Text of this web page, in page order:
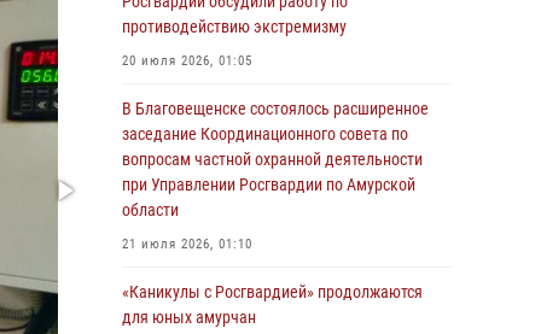
основе
28 июля 2026, 02:00
Итоги работы строевых подразделений
вневедомственной охраны Росгвардии
Амурской области в период с 20 по 26 июля
2026 года
27 июля 2026, 06:28
сотрудников вневедомственной охраны
23 июля 2026, 07:49
противодействию экстремизму
20 июля 2026, 01:05
В Благовещенске состоялось расширенное
заседание Координационного совета по
вопросам частной охранной деятельности
при Управлении Росгвардии по Амурской
области
21 июля 2026, 01:10
«Каникулы с Росгвардией» продолжаются
для юных амурчан